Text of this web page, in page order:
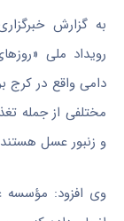
به گزارش
رویداد ملی
دامی واقع در کرج
مختلفی از جمله
و زنبور عسل
وی افزود: مؤسسه